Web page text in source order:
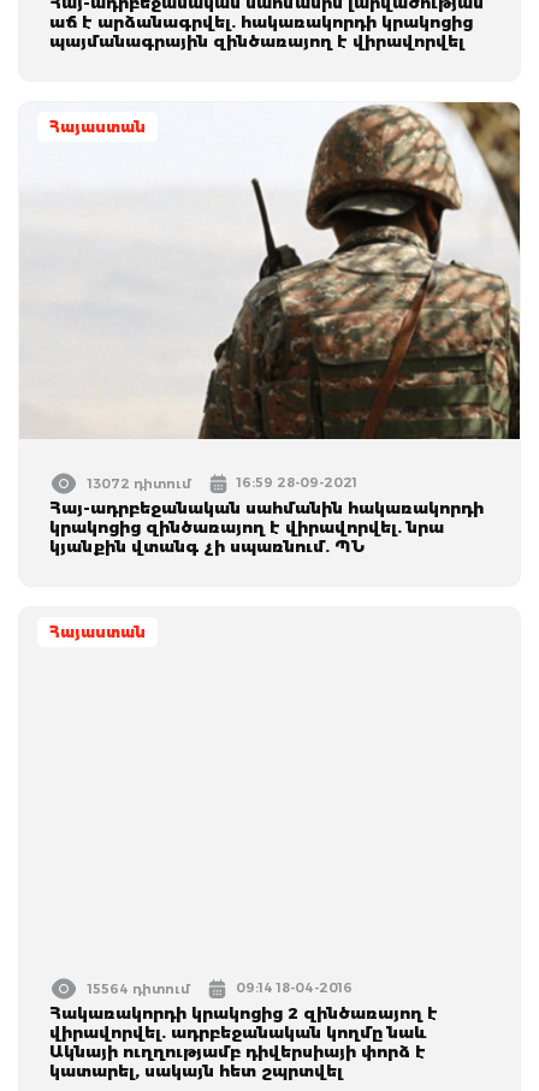
աճ է արձանագրվել. հակառակորդի կրակոցից
պայմանագրային զինծառայող է վիրավորվել
Հայաստան
13072 դիտում 16:59 28-09-2021
Հայ-ադրբեջանական սահմանին հակառակորդի
կրակոցից զինծառայող է վիրավորվել. նրա
կյանքին վտանգ չի սպառնում. ՊՆ
Հայաստան
15564 դիտում 09:14 18-04-2016
Հակառակորդի կրակոցից 2 զինծառայող է
վիրավորվել. ադրբեջանական կողմը նաև
Ակնայի ուղղությամբ դիվերսիայի փորձ է
կատարել, սակայն հետ շպրտվել